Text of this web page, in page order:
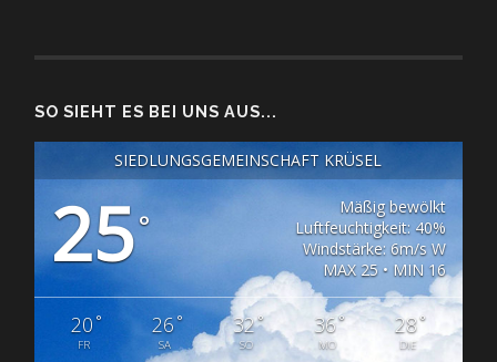
SO SIEHT ES BEI UNS AUS...
SIEDLUNGSGEMEINSCHAFT KRÜSEL
25°
Mäßig bewölkt
Luftfeuchtigkeit: 40%
Windstärke: 6m/s W
MAX 25 • MIN 16
20°
FR
26°
SA
32°
SO
36°
MO
28°
DIE